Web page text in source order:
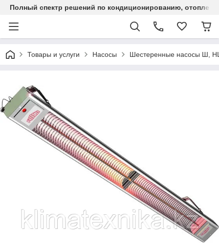
Полный спектр решений по кондиционированию,
Товары и услуги Насосы Шестеренные насосы